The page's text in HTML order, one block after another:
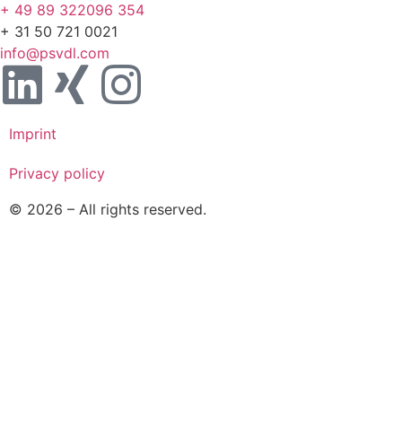
+ 49 89 322096 354
+ 31 50 721 0021
info@psvdl.com
© 2026 – All rights reserved.
Privacy policy
Imprint